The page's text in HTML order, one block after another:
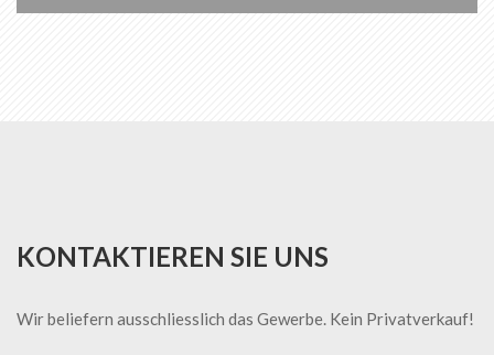
KONTAKTIEREN SIE UNS
Wir beliefern ausschliesslich das Gewerbe. Kein Privatverkauf!